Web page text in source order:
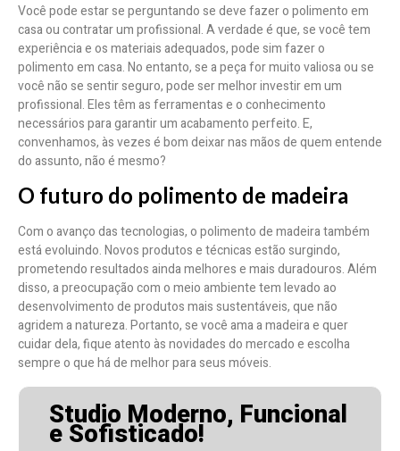
Você pode estar se perguntando se deve fazer o polimento em
casa ou contratar um profissional. A verdade é que, se você tem
experiência e os materiais adequados, pode sim fazer o
polimento em casa. No entanto, se a peça for muito valiosa ou se
você não se sentir seguro, pode ser melhor investir em um
profissional. Eles têm as ferramentas e o conhecimento
necessários para garantir um acabamento perfeito. E,
convenhamos, às vezes é bom deixar nas mãos de quem entende
do assunto, não é mesmo?
O futuro do polimento de madeira
Com o avanço das tecnologias, o polimento de madeira também
está evoluindo. Novos produtos e técnicas estão surgindo,
prometendo resultados ainda melhores e mais duradouros. Além
disso, a preocupação com o meio ambiente tem levado ao
desenvolvimento de produtos mais sustentáveis, que não
agridem a natureza. Portanto, se você ama a madeira e quer
cuidar dela, fique atento às novidades do mercado e escolha
sempre o que há de melhor para seus móveis.
Studio Moderno, Funcional
e Sofisticado!